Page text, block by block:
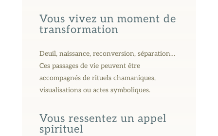
Vous vivez un moment de
transformation
Deuil, naissance, reconversion, séparation…
Ces passages de vie peuvent être
accompagnés de rituels chamaniques,
visualisations ou actes symboliques.
Vous ressentez un appel
spirituel